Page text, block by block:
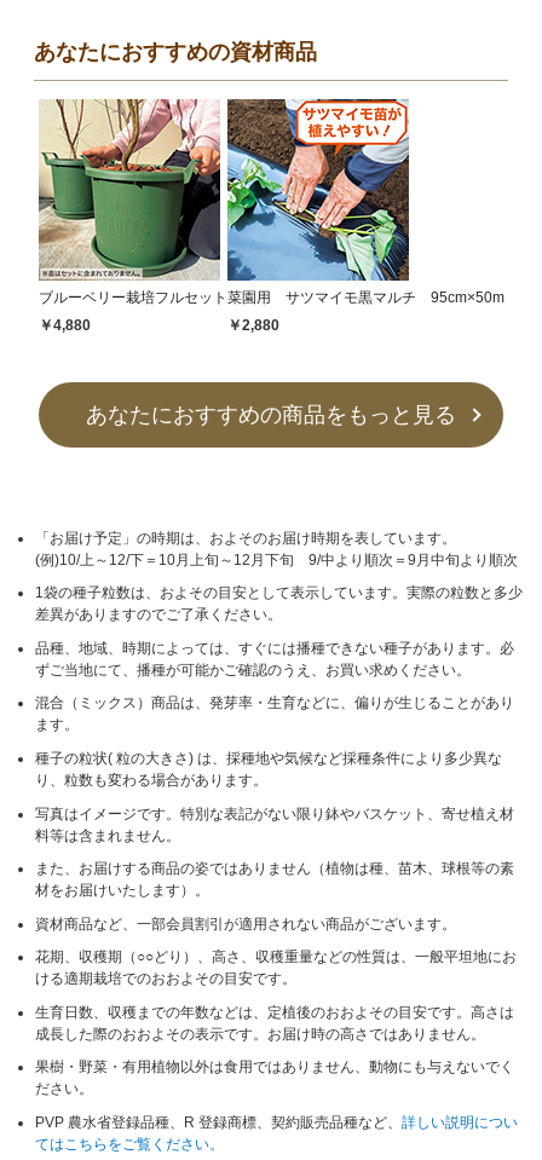
あなたにおすすめの資材商品
ブルーベリー栽培フルセット
￥4,880
菜園用 サツマイモ黒マルチ 95cm×50m
￥2,880
あなたにおすすめの商品をもっと見る
「お届け予定」の時期は、およそのお届け時期を表しています。
(例)10/上～12/下＝10月上旬～12月下旬 9/中より順次＝9月中旬より順次
1袋の種子粒数は、およその目安として表示しています。実際の粒数と多少
差異がありますのでご了承ください。
品種、地域、時期によっては、すぐには播種できない種子があります。必
ずご当地にて、播種が可能かご確認のうえ、お買い求めください。
混合（ミックス）商品は、発芽率・生育などに、偏りが生じることがあり
ます。
種子の粒状( 粒の大きさ) は、採種地や気候など採種条件により多少異な
り、粒数も変わる場合があります。
写真はイメージです。特別な表記がない限り鉢やバスケット、寄せ植え材
料等は含まれません。
また、お届けする商品の姿ではありません（植物は種、苗木、球根等の素
材をお届けいたします）。
資材商品など、一部会員割引が適用されない商品がございます。
花期、収穫期（○○どり）、高さ、収穫重量などの性質は、一般平坦地にお
ける適期栽培でのおおよその目安です。
生育日数、収穫までの年数などは、定植後のおおよその目安です。高さは
成長した際のおおよその表示です。お届け時の高さではありません。
果樹・野菜・有用植物以外は食用ではありません、動物にも与えないでく
ださい。
PVP 農水省登録品種、R 登録商標、契約販売品種など、詳しい説明につい
てはこちらをご覧ください。